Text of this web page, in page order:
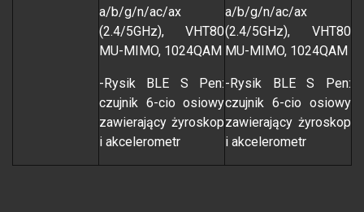
a/b/g/n/ac/ax
(2.4/5GHz), VHT80
MU-MIMO, 1024QAM
-Rysik BLE S Pen:
czujnik 6-cio osiowy
zawierający żyroskop
i akcelerometr
a/b/g/n/ac/ax
(2.4/5GHz), VHT80
MU-MIMO, 1024QAM
-Rysik BLE S Pen:
czujnik 6-cio osiowy
zawierający żyroskop
i akcelerometr